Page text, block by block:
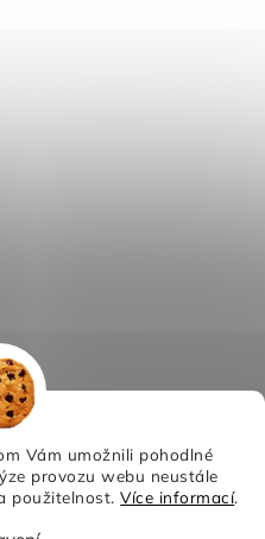
Vám umožnili pohodlné
provozu webu neustále
použitelnost.Více informací.